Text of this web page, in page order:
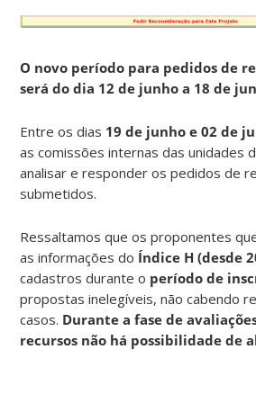
O novo período para pedidos de
será do dia 12 de junho a 18 de
Entre os dias 19 de junho e 02 de
as comissões internas das unidades
analisar e responder os pedidos de
submetidos.
Ressaltamos que os proponentes
as informações do Índice H (desde
cadastros durante o período de
propostas inelegíveis, não cabendo
casos. Durante a fase de
recursos não há possibilidade de